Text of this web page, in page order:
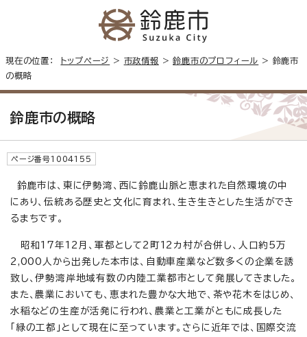
現在の位置： トップページ > 市政情報 >鈴鹿市のプロフィール > 鈴鹿市
の概略
鈴鹿市の概略
ページ番号1004155
鈴鹿市は、東に伊勢湾、西に鈴鹿山脈と恵まれた自然環境の中
にあり、伝統ある歴史と文化に育まれ、生き生きとした生活ができ
るまちです。
昭和17年12月、軍都として2町12カ村が合併し、人口約5万
2,000人から出発した本市は、自動車産業など数多くの企業を誘
致し、伊勢湾岸地域有数の内陸工業都市として発展してきました。
また、農業においても、恵まれた豊かな大地で、茶や花木をはじめ、
水稲などの生産が活発に行われ、農業と工業がともに成長した
「緑の工都」として現在に至っています。さらに近年では、国際交流